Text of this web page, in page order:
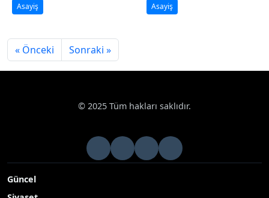
Asayiş Asayiş
« Önceki Sonraki »
© 2025 Tüm hakları saklıdır.
Güncel